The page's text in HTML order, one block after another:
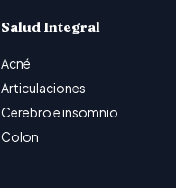
Salud Integral
Acné
Articulaciones
Cerebro e insomnio
Colon